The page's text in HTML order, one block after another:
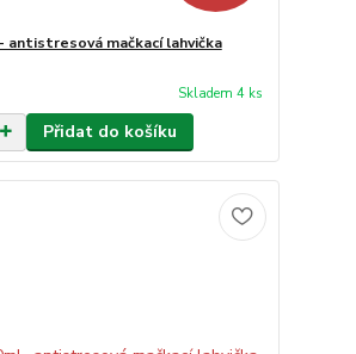
antistresová mačkací lahvička
Skladem 4 ks
Přidat do košíku